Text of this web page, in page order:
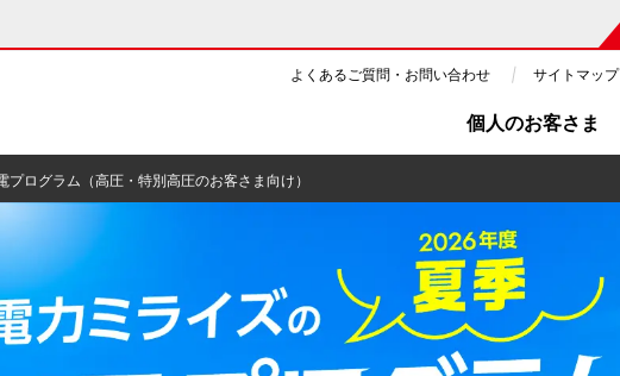
ー・原子力 CSR・環境・社会貢献
展示館 企業情報
個人のお客さま
よくあるご質問・お問い合わせ サイトマップ
ログラム（高圧・特別高圧のお客さま向け）